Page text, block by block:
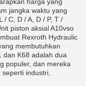
jangka waktu yang
/ C, D / A, D / P, T /
piston aksial A10vso
Rexroth Hydraulic
membutuhkan
dan K68 adalah dua
populer, dan mereka
industri,